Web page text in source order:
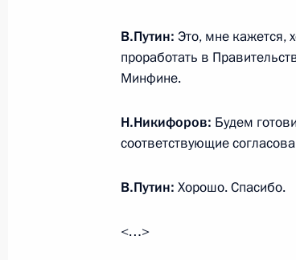
22 сентября 2014 года,
Рабочая встреча с
Банка ВТБ Андреем
Совещание с
В.Путин: Это, мне кажется,
проработать в
Минфине.
Н.Никифоров: Будем
соответствующие
В.Путин: Хорошо. Спасибо.
<…>